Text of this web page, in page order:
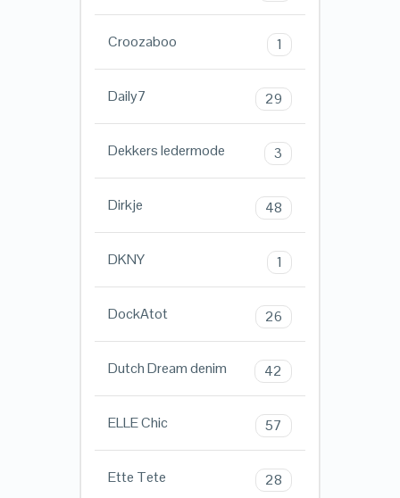
Croozaboo 1
Daily7 29
Dekkers ledermode 3
Dirkje 48
DKNY 1
DockAtot 26
Dutch Dream denim 42
ELLE Chic 57
Ette Tete 28